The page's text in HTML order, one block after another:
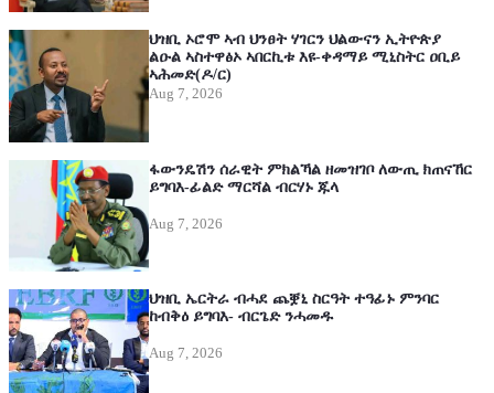
ህዝቢ ኦሮሞ ኣብ ህንፀት ሃገርን ህልውናን ኢትዮጵያ
ልዑል ኣስተዋፅኦ ኣበርኪቱ እዩ-ቀዳማይ ሚኒስትር ዐቢይ
ኣሕመድ(ዶ/ር)
Aug 7, 2026
ፋውንዴሽን ሰራዊት ምክልኻል ዘመዝገቦ ለውጢ ክጠናኸር
ይግባእ-ፊልድ ማርሻል ብርሃኑ ጁላ
Aug 7, 2026
ህዝቢ ኤርትራ ብሓደ ጨቛኒ ስርዓት ተዓፊኑ ምንባር
ከብቅዕ ይግባእ- ብርጌድ ንሓመዱ
Aug 7, 2026